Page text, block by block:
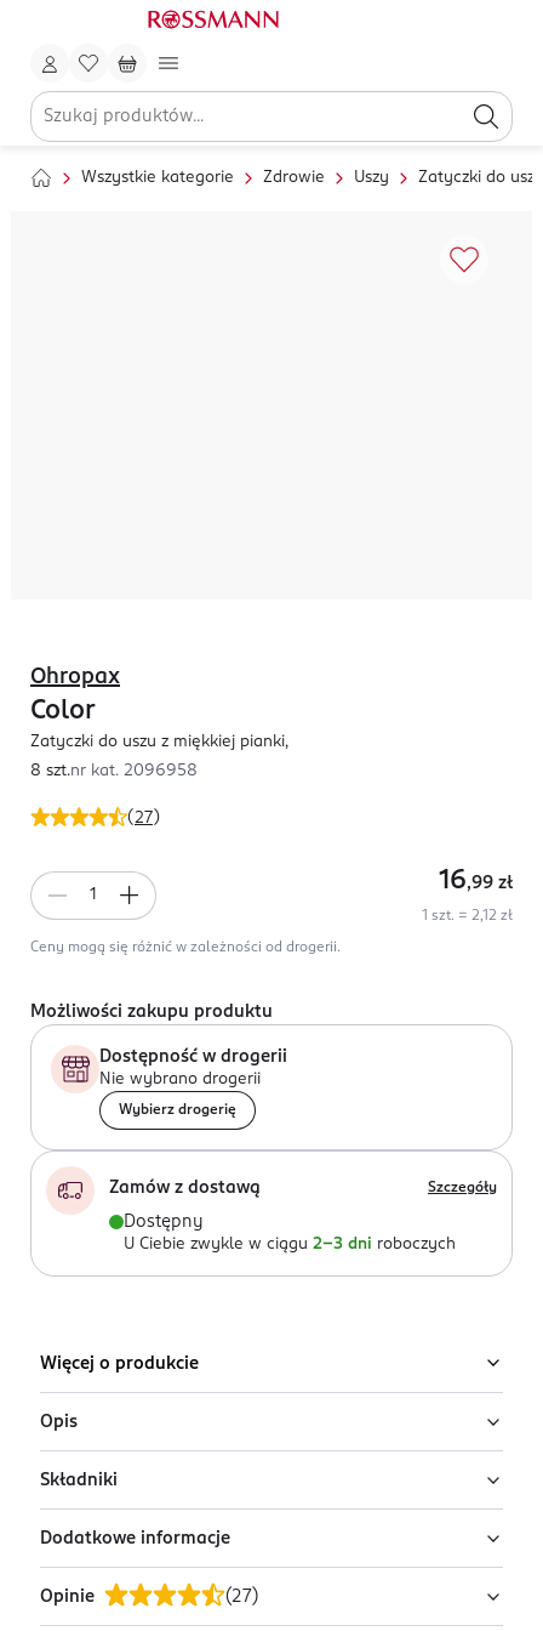
Wszystkie kategorie Zdrowie Uszy Zatyczki do uszu
(27)
Ohropax
Color
Zatyczki do uszu z miękkiej pianki,
8 szt.nr kat. 2096958
16,99 zł
1 szt. = 2,12 zł
Ceny mogą się różnić w zależności od drogerii.
Możliwości zakupu produktu
Dostępność w drogerii
Nie wybrano drogerii
Wybierz drogerię
Zamów z dostawą Szczegóły
Dostępny
U Ciebie zwykle w ciągu 2-3 dni roboczych
Więcej o produkcie
Opis
Ohropax Color to zatyczki do uszu, wykonane z
miękkiej pianki w żywych kolorach. Zapewniają
doskonałe tłumienie dźwięku. Ich anatomiczny kształt
pozwala na idealne dopasowanie do kanału
słuchowego.
Składniki
Pianka poliuretanowa
Dodatkowe informacje
PRZYGOTOWANIE I STOSOWANIE
Opinie (27 )